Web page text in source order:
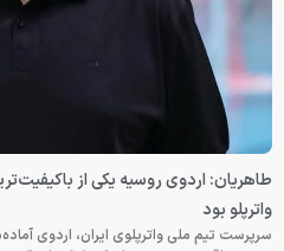
طاهریان: اردوی روسیه یکی از
واترپلو بود
سرپرست تیم ملی واترپلوی ایران، اردوی